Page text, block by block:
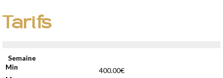
Tarifs
Semaine
400.00€